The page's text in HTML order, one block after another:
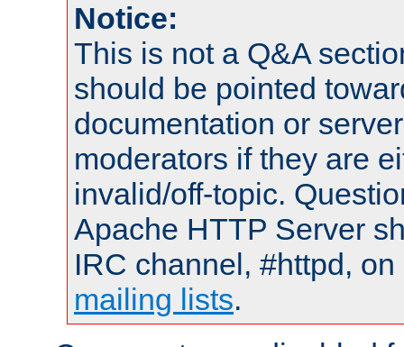
Notice:
This is not a Q&A
should be pointed
documentation or
moderators if they are
invalid/off-topic.
Apache HTTP Server
IRC channel, #httpd,
mailing lists.